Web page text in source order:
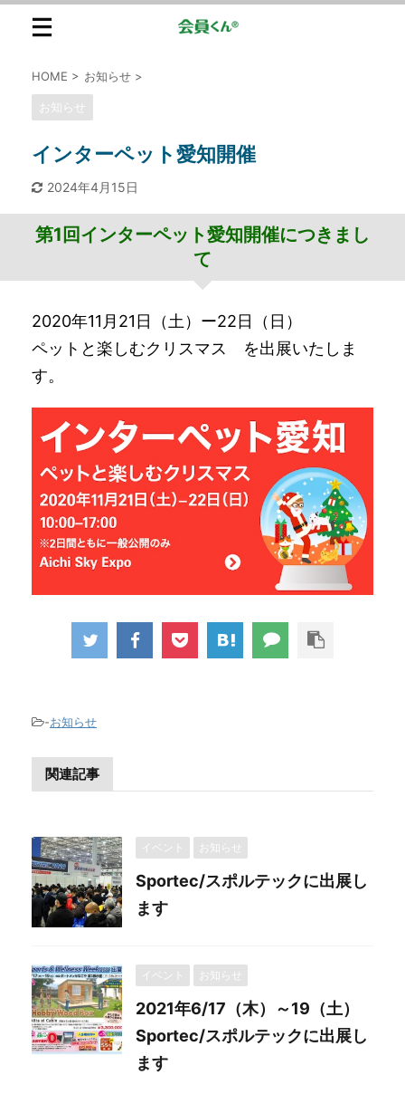
HOME > お知らせ >
お知らせ
インターペット愛知開催
2024年4月15日
第1回インターペット愛知開催につきまし
て
2020年11月21日（土）ー22日（日）
ペットと楽しむクリスマス を出展いたしま
す。
-お知らせ
関連記事
イベント お知らせ
Sportec/スポルテックに出展し
ます
イベント お知らせ
2021年6/17（木）～19（土）
Sportec/スポルテックに出展し
ます